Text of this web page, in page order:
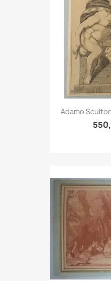
Adamo